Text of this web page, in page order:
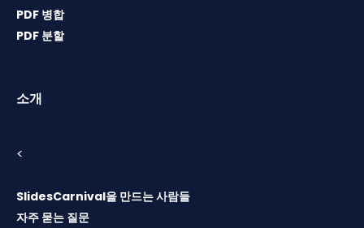
PDF 병합
PDF 분할
소개
<
SlidesCarnival을 만드는 사람들
자주 묻는 질문